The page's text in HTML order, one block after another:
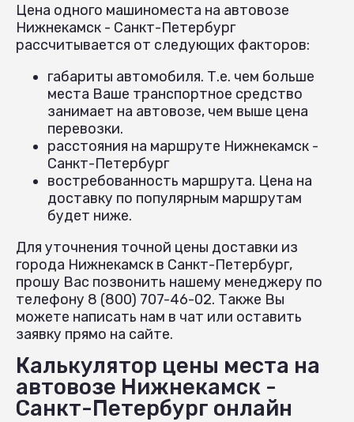
Цена одного машиноместа на автовозе
Нижнекамск - Санкт-Петербург
рассчитывается от следующих факторов:
габариты автомобиля. Т.е. чем больше
места Ваше транспортное средство
занимает на автовозе, чем выше цена
перевозки.
расстояния на маршруте Нижнекамск -
Санкт-Петербург
востребованность маршрута. Цена на
доставку по популярным маршрутам
будет ниже.
Для уточнения точной цены доставки из
города Нижнекамск в Санкт-Петербург,
прошу Вас позвонить нашему менеджеру по
телефону 8 (800) 707-46-02. Также Вы
можете написать нам в чат или оставить
заявку прямо на сайте.
Калькулятор цены места на
автовозе Нижнекамск -
Санкт-Петербург онлайн